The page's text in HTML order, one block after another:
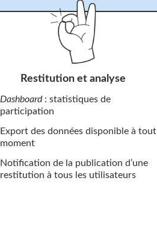
Restitution et analyse
Dashboard: statistiques de
participation
Export des données disponible à tout
moment
Notification de la publication d’une
restitution à tous les utilisateurs